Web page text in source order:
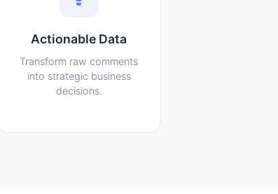
Actionable Data
Transform raw comments
into strategic business
decisions.